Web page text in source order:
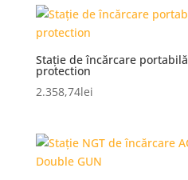
Stație de încărcare
protection
2.358,74lei